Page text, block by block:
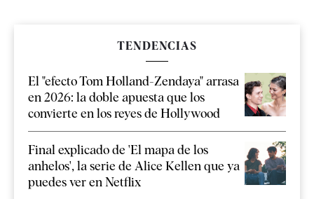
TENDENCIAS
El "efecto Tom Holland-Zendaya" arrasa
en 2026: la doble apuesta que los
convierte en los reyes de Hollywood
Final explicado de 'El mapa de los
anhelos', la serie de Alice Kellen que ya
puedes ver en Netflix